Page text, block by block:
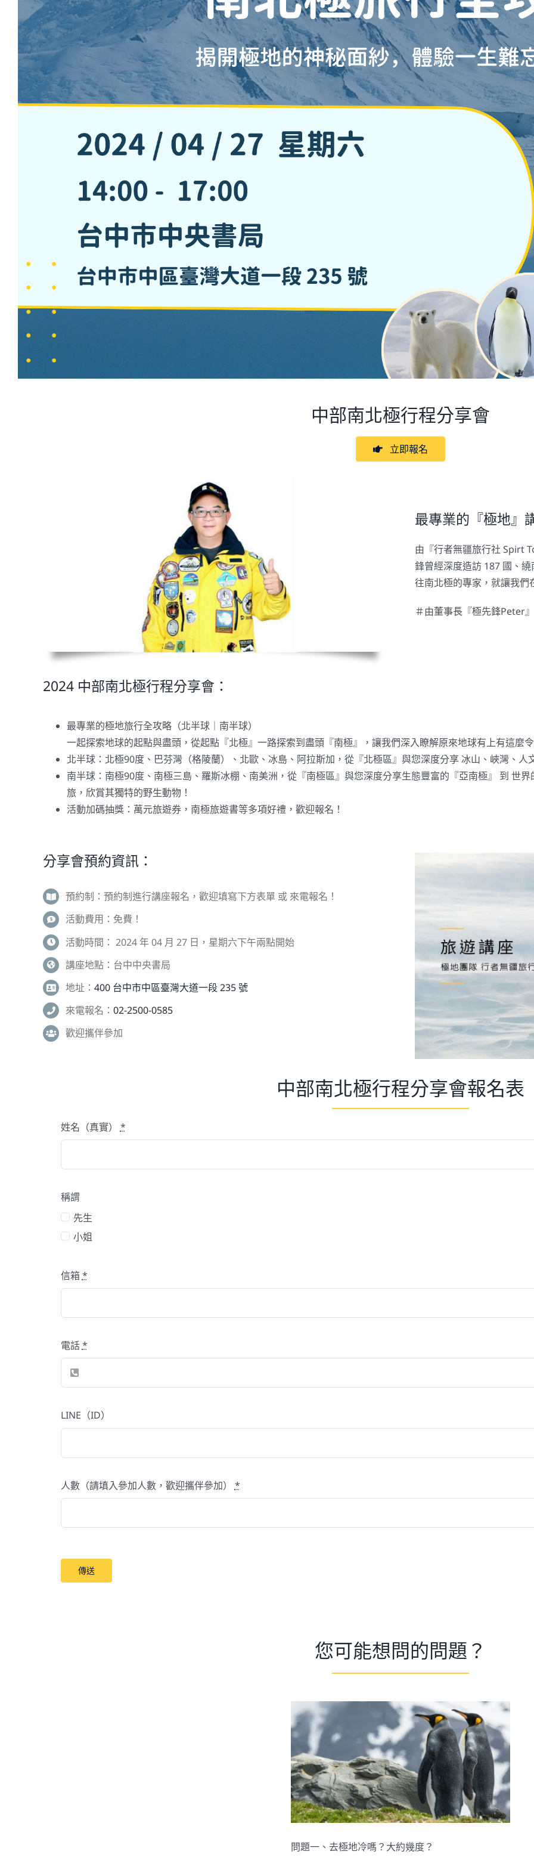
中部南北極行程分享會
立即報名
最專業的『極地』
由『行者無疆旅行社 Spirt
鋒曾經深度造訪 187 國、
往南北極的專家，就讓我
＃由董事長『極先鋒Peter
2024 中部南北極行程分享會：
最專業的極地旅行全攻略（北半球｜南半球）
一起探索地球的起點與盡頭，從起點『北極』一路探索到盡頭『南極』，讓我們深入瞭解原來地球有上有這麼
北半球：北極90度、巴芬灣（格陵蘭）、北歐、冰島、阿拉斯加，從『北極區』與您深度分享 冰山、峽灣、
南半球：南極90度、南極三島、羅斯冰棚、南美洲，從『南極區』與您深度分享生態豐富的『亞南極』 到 世
旅，欣賞其獨特的野生動物！
活動加碼抽獎：萬元旅遊券，南極旅遊書等多項好禮，歡迎報名！
分享會預約資訊：
預約制：預約制進行講座報名，歡迎填寫下方表單 或 來電報名！
活動費用：免費！
活動時間： 2024 年 04 月 27 日，星期六下午兩點開始
講座地點：台中中央書局
地址：400 台中市中區臺灣大道一段 235 號
來電報名：02-2500-0585
歡迎攜伴參加
中部南北極行程分享會報名表
姓名（真實） *
稱謂
先生
小姐
信箱*
電話*
LINE（ID）
人數（請填入參加人數，歡迎攜伴參加） *
傳送
您可能想問的問題？
問題一、去極地冷嗎？大約幾度？